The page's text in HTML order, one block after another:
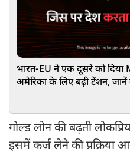
भारत-EU ने एक दूसरे को दिया
अमेरिका के लिए बढ़ी टेंशन,
गोल्ड लोन की बढ़ती
इसमें कर्ज लेने की प्रक्रिया